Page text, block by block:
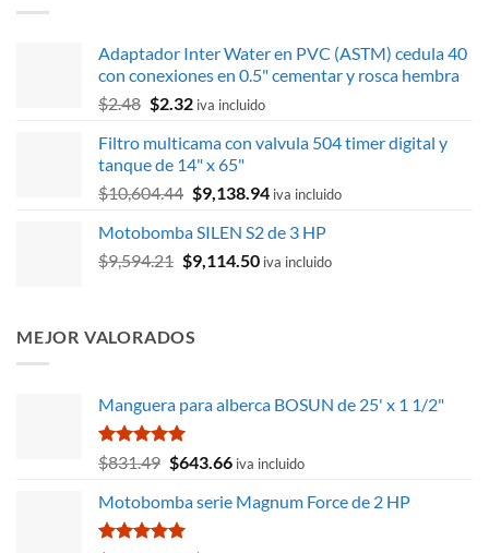
Adaptador Inter Water en PVC (ASTM) cedula 40
con conexiones en 0.5" cementar y rosca hembra
$2.48 El
original
era:
$2.48.
$2.32El
actual
es:
$2.32.
iva incluido
Filtro multicama con valvula 504 timer digital y
tanque de 14" x 65"
$10,604.44 El
original
era:
$9,138.94El
actual
es:
iva incluido
Motobomba SILEN S2 de 3 HP
$9,594.21 El
era:
$9,114.50Eliva incluido
MEJOR VALORADOS
Manguera para alberca BOSUN de 25' x 1 1/2"
Valorado
con
de 5
$831.49 El
original
era:
$643.66El
actual
iva incluido
Motobomba serie Magnum Force de 2 HP